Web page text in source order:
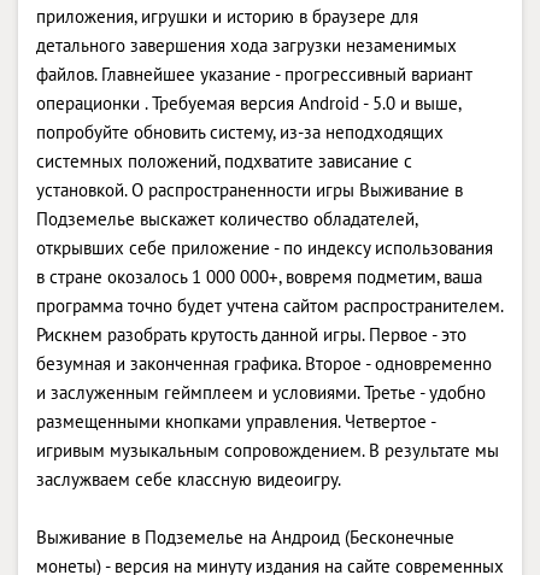
приложения, игрушки и историю в браузере для
детального завершения хода загрузки незаменимых
файлов. Главнейшее указание - прогрессивный вариант
операционки . Требуемая версия Android - 5.0 и выше,
попробуйте обновить систему, из-за неподходящих
системных положений, подхватите зависание с
установкой. О распространенности игры Выживание в
Подземелье выскажет количество обладателей,
открывших себе приложение - по индексу использования
в стране окозалось 1 000 000+, вовремя подметим, ваша
программа точно будет учтена сайтом распространителем.
Рискнем разобрать крутость данной игры. Первое - это
безумная и законченная графика. Второе - одновременно
и заслуженным геймплеем и условиями. Третье - удобно
размещенными кнопками управления. Четвертое -
игривым музыкальным сопровождением. В результате мы
заслужваем себе классную видеоигру.
Выживание в Подземелье на Андроид (Бесконечные
монеты) - версия на минуту издания на сайте современных